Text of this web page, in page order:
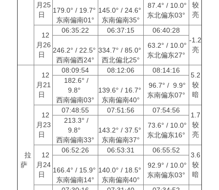
月25
日
较
亮
179.0° / 19.7°
东南偏南01°
145.0° / 24.6°
东南偏南35°
87.4° / 10.0°
东北偏东03°
12
月26
日
06:35:22 06:37:15
06:40:28
-1.2
亮
246.2° / 22.5°
西南偏西24°
334.7° / 85.0°
西北偏北25°
63.2° / 10.0°
东北偏东27°
拉
萨
12
月21
日
08:09:54 08:12:06 08:14:16
5.2
较
暗
182.6° /
9.8°
西南偏南03°
139.6° / 16.7°
东南偏南40°
96.7° / 9.9°
东南偏东07°
12
月23
日
07:48:55 07:51:56 07:54:56
1.7
较
亮
213.3° /
9.8°
西南偏南33°
143.2° / 37.5°
东南偏南37°
73.6° / 10.0°
东北偏东16°
12
月24
日
06:52:26 06:53:31 06:55:52
3.6
较
暗
166.4° / 15.9°
东南偏南14°
140.0° / 18.5°
东南偏南40°
92.9° / 10.0°
东南偏东03°